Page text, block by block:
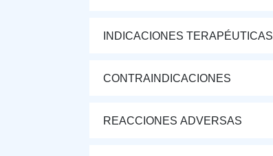
INDICACIONES TERAPÉUTICAS
CONTRAINDICACIONES
REACCIONES ADVERSAS